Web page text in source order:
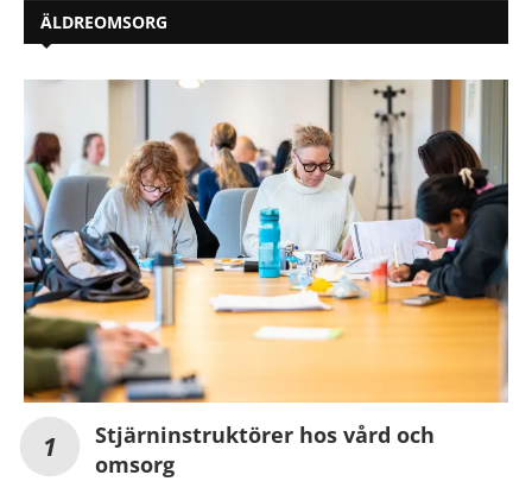
ÄLDREOMSORG
Stjärninstruktörer hos vård och
omsorg